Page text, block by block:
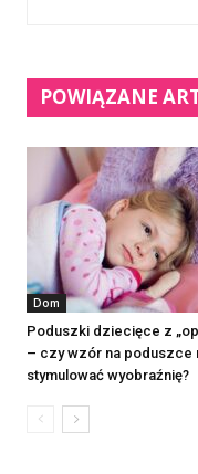
POWIĄZANE
Dom
Poduszki dziecięce z
– czy wzór na poduszce
stymulować wyobraźnię?